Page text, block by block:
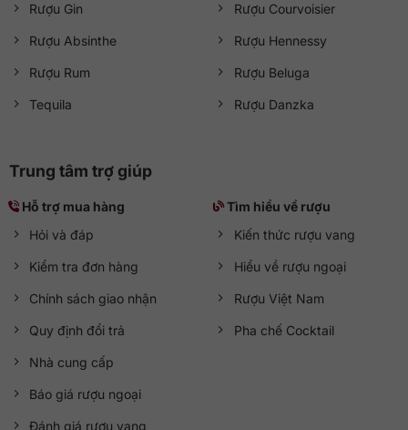
Rượu Gin
Rượu Absinthe
Rượu Rum
Tequila
Rượu Courvoisier
Rượu Hennessy
Rượu Beluga
Rượu Danzka
Trung tâm trợ giúp
Hỗ trợ mua hàng
Hỏi và đáp
Kiểm tra đơn hàng
Chính sách giao nhận
Quy định đổi trả
Nhà cung cấp
Báo giá rượu ngoại
Đánh giá rượu vang
Tìm hiểu về rượu
Kiến thức rượu vang
Hiểu về rượu ngoại
Rượu Việt Nam
Pha chế Cocktail